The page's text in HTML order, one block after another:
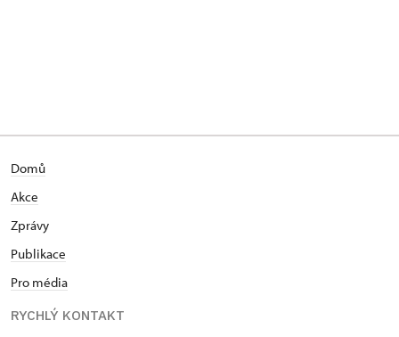
Domů
Akce
Zprávy
Publikace
Pro média
RYCHLÝ KONTAKT